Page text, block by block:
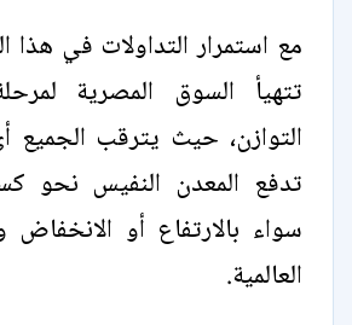
مع استمرار التداولات في هذا
تتهيأ السوق المصرية
التوازن، حيث يترقب
تدفع المعدن النفيس نحو
سواء بالارتفاع أو الانخفاض
العالمية.